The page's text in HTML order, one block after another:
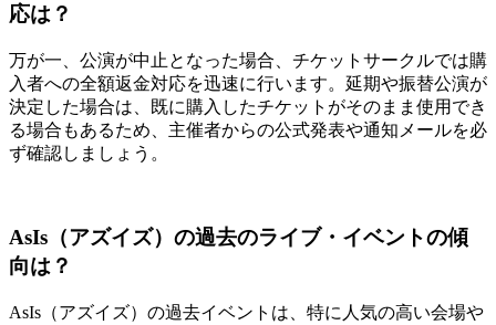
応は？
万が一、公演が中止となった場合、チケットサークルでは購
入者への全額返金対応を迅速に行います。延期や振替公演が
決定した場合は、既に購入したチケットがそのまま使用でき
る場合もあるため、主催者からの公式発表や通知メールを必
ず確認しましょう。
AsIs（アズイズ）の過去のライブ・イベントの傾
向は？
AsIs（アズイズ）の過去イベントは、特に人気の高い会場や